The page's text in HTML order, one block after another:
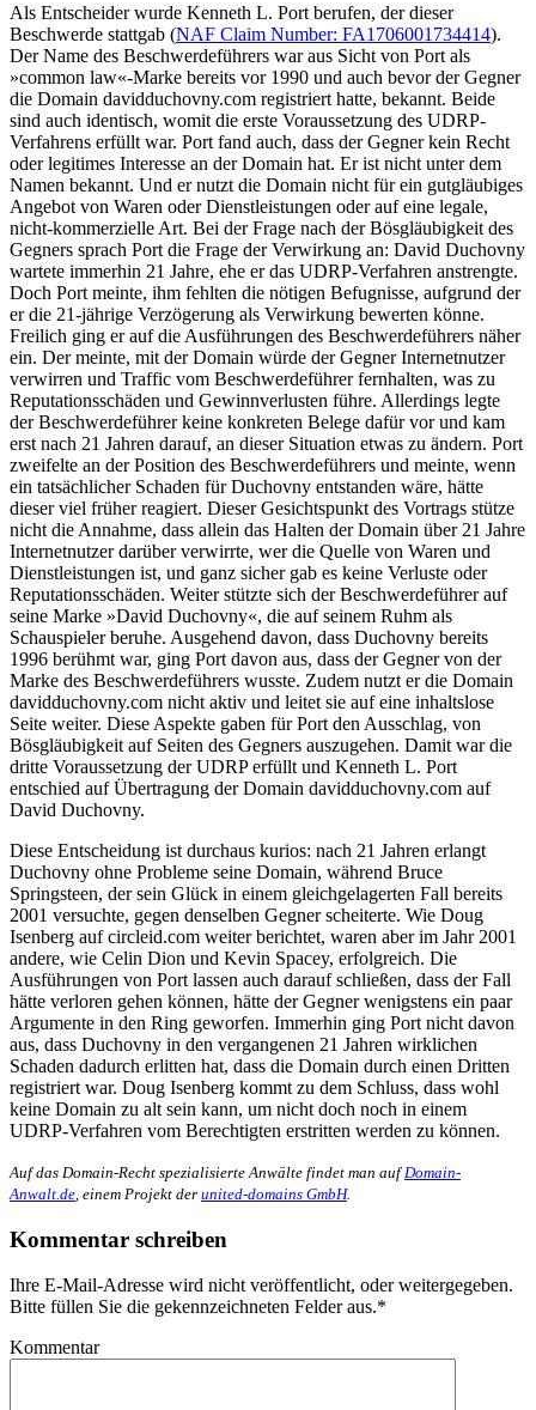
Als Entscheider wurde Kenneth L. Port berufen, der dieser
Beschwerde stattgab (NAF Claim Number: FA1706001734414).
Der Name des Beschwerdeführers war aus Sicht von Port als
»common law«-Marke bereits vor 1990 und auch bevor der Gegner
die Domain davidduchovny.com registriert hatte, bekannt. Beide
sind auch identisch, womit die erste Voraussetzung des UDRP-
Verfahrens erfüllt war. Port fand auch, dass der Gegner kein Recht
oder legitimes Interesse an der Domain hat. Er ist nicht unter dem
Namen bekannt. Und er nutzt die Domain nicht für ein gutgläubiges
Angebot von Waren oder Dienstleistungen oder auf eine legale,
nicht-kommerzielle Art. Bei der Frage nach der Bösgläubigkeit des
Gegners sprach Port die Frage der Verwirkung an: David Duchovny
wartete immerhin 21 Jahre, ehe er das UDRP-Verfahren anstrengte.
Doch Port meinte, ihm fehlten die nötigen Befugnisse, aufgrund der
er die 21-jährige Verzögerung als Verwirkung bewerten könne.
Freilich ging er auf die Ausführungen des Beschwerdeführers näher
ein. Der meinte, mit der Domain würde der Gegner Internetnutzer
verwirren und Traffic vom Beschwerdeführer fernhalten, was zu
Reputationsschäden und Gewinnverlusten führe. Allerdings legte
der Beschwerdeführer keine konkreten Belege dafür vor und kam
erst nach 21 Jahren darauf, an dieser Situation etwas zu ändern. Port
zweifelte an der Position des Beschwerdeführers und meinte, wenn
ein tatsächlicher Schaden für Duchovny entstanden wäre, hätte
dieser viel früher reagiert. Dieser Gesichtspunkt des Vortrags stütze
nicht die Annahme, dass allein das Halten der Domain über 21 Jahre
Internetnutzer darüber verwirrte, wer die Quelle von Waren und
Dienstleistungen ist, und ganz sicher gab es keine Verluste oder
Reputationsschäden. Weiter stützte sich der Beschwerdeführer auf
seine Marke »David Duchovny«, die auf seinem Ruhm als
Schauspieler beruhe. Ausgehend davon, dass Duchovny bereits
1996 berühmt war, ging Port davon aus, dass der Gegner von der
Marke des Beschwerdeführers wusste. Zudem nutzt er die Domain
davidduchovny.com nicht aktiv und leitet sie auf eine inhaltslose
Seite weiter. Diese Aspekte gaben für Port den Ausschlag, von
Bösgläubigkeit auf Seiten des Gegners auszugehen. Damit war die
dritte Voraussetzung der UDRP erfüllt und Kenneth L. Port
entschied auf Übertragung der Domain davidduchovny.com auf
David Duchovny.
Diese Entscheidung ist durchaus kurios: nach 21 Jahren erlangt
Duchovny ohne Probleme seine Domain, während Bruce
Springsteen, der sein Glück in einem gleichgelagerten Fall bereits
2001 versuchte, gegen denselben Gegner scheiterte. Wie Doug
Isenberg auf circleid.com weiter berichtet, waren aber im Jahr 2001
andere, wie Celin Dion und Kevin Spacey, erfolgreich. Die
Ausführungen von Port lassen auch darauf schließen, dass der Fall
hätte verloren gehen können, hätte der Gegner wenigstens ein paar
Argumente in den Ring geworfen. Immerhin ging Port nicht davon
aus, dass Duchovny in den vergangenen 21 Jahren wirklichen
Schaden dadurch erlitten hat, dass die Domain durch einen Dritten
registriert war. Doug Isenberg kommt zu dem Schluss, dass wohl
keine Domain zu alt sein kann, um nicht doch noch in einem
UDRP-Verfahren vom Berechtigten erstritten werden zu können.
Auf das Domain-Recht spezialisierte Anwälte findet man auf Domain-
Anwalt.de , einem Projekt der united-domains GmbH.
Kommentar schreiben
Ihre E-Mail-Adresse wird nicht veröffentlicht, oder weitergegeben.
Bitte füllen Sie die gekennzeichneten Felder aus.*
Kommentar